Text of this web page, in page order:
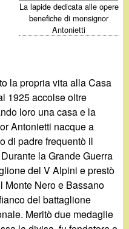
La lapide dedicata alle opere
benefiche di monsignor
Antonietti
la propria vita alla Casa
1925 accolse oltre
loro una casa e la
Antonietti nacque a
di padre frequentò il
la Grande Guerra
del V Alpini e prestò
Monte Nero e Bassano
del battaglione
Meritò due medaglie